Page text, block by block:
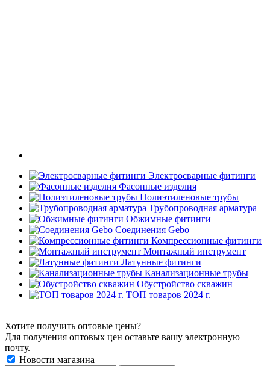
Электросварные фитинги
Фасонные изделия
Полиэтиленовые трубы
Трубопроводная арматура
Обжимные фитинги
Соединения Gebo
Компрессионные фитинги
Монтажный инструмент
Латунные фитинги
Канализационные трубы
Обустройство скважин
ТОП товаров 2024 г.
Хотите получить оптовые цены?
Для получения оптовых цен оставьте вашу электронную
почту.
Новости магазина